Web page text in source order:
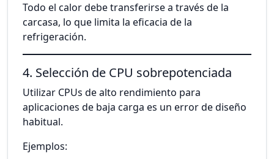
Todo el calor debe transferirse a través de la
carcasa, lo que limita la eficacia de la
refrigeración.
4. Selección de CPU sobrepotenciada
Utilizar CPUs de alto rendimiento para
aplicaciones de baja carga es un error de diseño
habitual.
Ejemplos: